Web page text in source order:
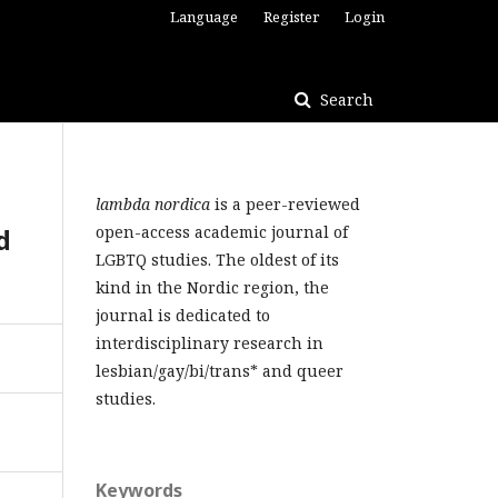
Search
Language Register Login
lambda nordica is a peer-reviewed
open-access academic journal of
LGBTQ studies. The oldest of its
kind in the Nordic region, the
journal is dedicated to
interdisciplinary research in
lesbian/gay/bi/trans* and queer
studies.
Keywords